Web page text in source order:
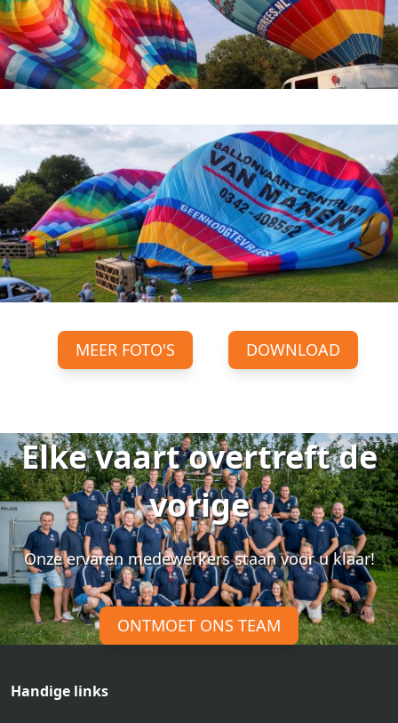
MEER FOTO'S DOWNLOAD
Elke vaart overtreft de
vorige
Onze ervaren medewerkers staan voor u klaar!
ONTMOET ONS TEAM
Handige links